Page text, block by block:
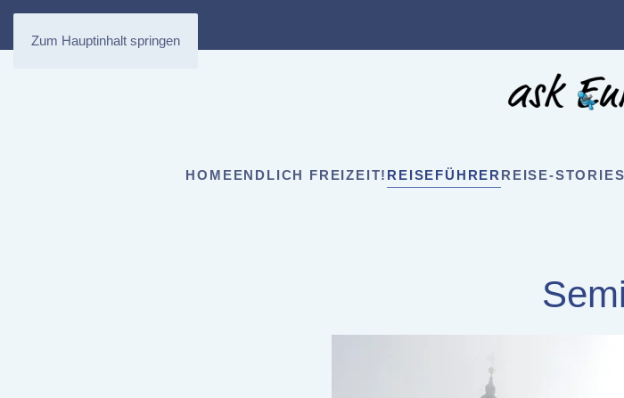
Zum Hauptinhalt springen
HOMEENDLICH FREIZEIT! REISEFÜHRER REISE-STORIES